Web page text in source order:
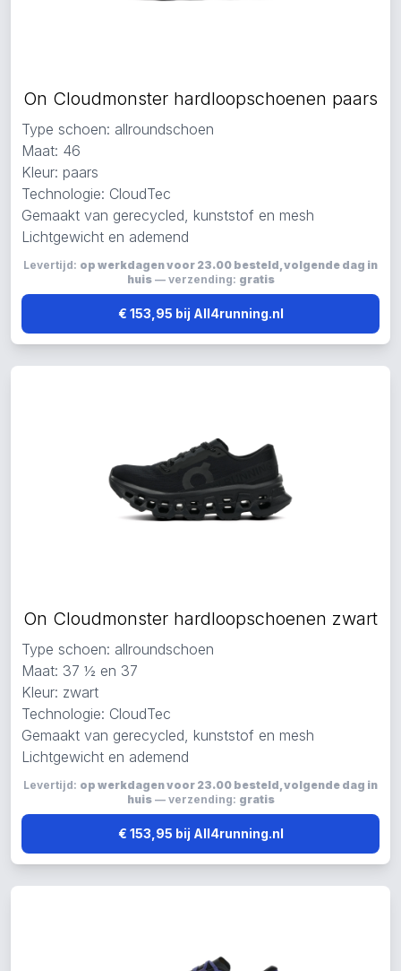
On Cloudmonster hardloopschoenen paars
Type schoen: allroundschoen
Maat: 46
Kleur: paars
Technologie: CloudTec
Gemaakt van gerecycled, kunststof en mesh
Lichtgewicht en ademend
Levertijd: op werkdagen voor 23.00 besteld, volgende dag in
huis— verzending: gratis
€ 153,95 bij All4running.nl
On Cloudmonster hardloopschoenen zwart
Type schoen: allroundschoen
Maat: 37 ½ en 37
Kleur: zwart
Technologie: CloudTec
Gemaakt van gerecycled, kunststof en mesh
Lichtgewicht en ademend
Levertijd: op werkdagen voor 23.00 besteld, volgende dag in
huis— verzending: gratis
€ 153,95 bij All4running.nl